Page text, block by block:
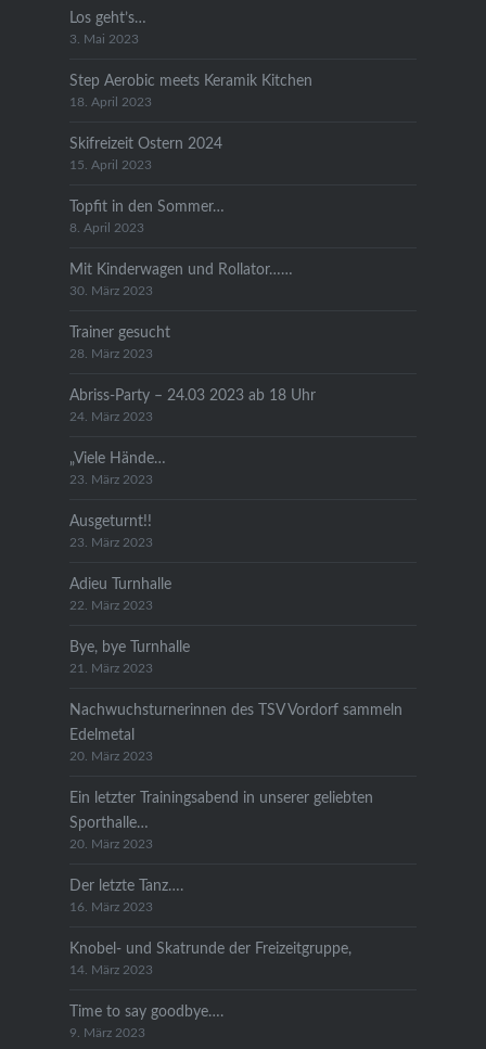
Los geht’s…
3. Mai 2023
Step Aerobic meets Keramik Kitchen
18. April 2023
Skifreizeit Ostern 2024
15. April 2023
Topfit in den Sommer…
8. April 2023
Mit Kinderwagen und Rollator……
30. März 2023
Trainer gesucht
28. März 2023
Abriss-Party – 24.03 2023 ab 18 Uhr
24. März 2023
„Viele Hände…
23. März 2023
Ausgeturnt!!
23. März 2023
Adieu Turnhalle
22. März 2023
Bye, bye Turnhalle
21. März 2023
Nachwuchsturnerinnen des TSV Vordorf sammeln
Edelmetal
20. März 2023
Ein letzter Trainingsabend in unserer geliebten
Sporthalle…
20. März 2023
Der letzte Tanz….
16. März 2023
Knobel- und Skatrunde der Freizeitgruppe,
14. März 2023
Time to say goodbye….
9. März 2023